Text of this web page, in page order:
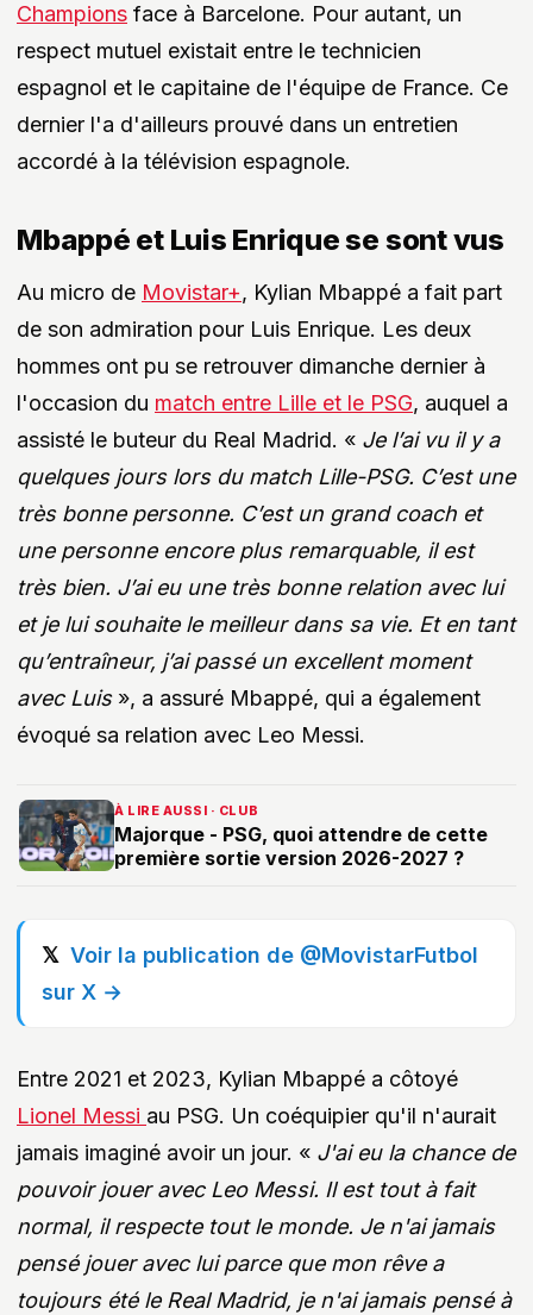
Champions face à Barcelone. Pour autant, un
respect mutuel existait entre le technicien
espagnol et le capitaine de l'équipe de France. Ce
dernier l'a d'ailleurs prouvé dans un entretien
accordé à la télévision espagnole.
Mbappé et Luis Enrique se sont vus
Au micro de Movistar+, Kylian Mbappé a fait part
de son admiration pour Luis Enrique. Les deux
hommes ont pu se retrouver dimanche dernier à
l'occasion du match entre Lille et le PSG, auquel a
assisté le buteur du Real Madrid. « Je l’ai vu il y a
quelques jours lors du match Lille-PSG. C’est une
très bonne personne. C’est un grand coach et
une personne encore plus remarquable, il est
très bien. J’ai eu une très bonne relation avec lui
et je lui souhaite le meilleur dans sa vie. Et en tant
qu’entraîneur, j’ai passé un excellent moment
avec Luis», a assuré Mbappé, qui a également
évoqué sa relation avec Leo Messi.
À LIRE AUSSI · CLUB
Majorque - PSG, quoi attendre de cette
première sortie version 2026-2027 ?
Voir la publication de @MovistarFutbol
sur X →
Entre 2021 et 2023, Kylian Mbappé a côtoyé
Lionel Messi au PSG. Un coéquipier qu'il n'aurait
jamais imaginé avoir un jour. « J'ai eu la chance de
pouvoir jouer avec Leo Messi. Il est tout à fait
normal, il respecte tout le monde. Je n'ai jamais
pensé jouer avec lui parce que mon rêve a
toujours été le Real Madrid, je n'ai jamais pensé à